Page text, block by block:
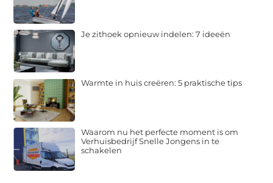
Je zithoek opnieuw indelen: 7 ideeën
Warmte in huis creëren: 5 praktische tips
Waarom nu het perfecte moment is om
Verhuisbedrijf Snelle Jongens in te
schakelen